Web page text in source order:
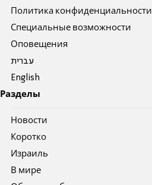
Политика конфиденциальности
Специальные возможности
Оповещения
עברית
English
Разделы
Новости
Коротко
Израиль
В мире